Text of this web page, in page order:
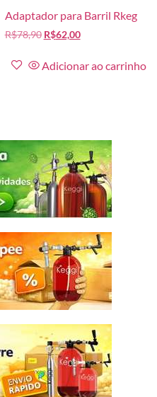
Adaptador para Barril Rkeg
R$78,90 R$62,00
Adicionar ao carrinho